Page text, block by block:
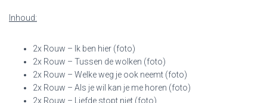
Inhoud:
2x Rouw – Ik ben hier (foto)
2x Rouw – Tussen de wolken (foto)
2x Rouw – Welke weg je ook neemt (foto)
2x Rouw – Als je wil kan je me horen (foto)
2x Rouw – Liefde stopt niet (foto)